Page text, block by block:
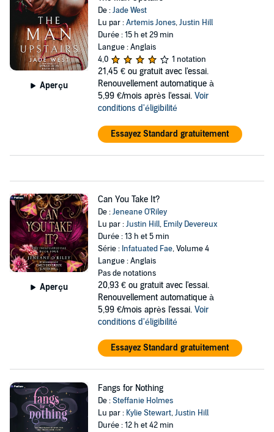
Aperçu
De :Jade West
Lu par :Artemis Jones,Justin Hill
Durée : 15 h et 29 min
Langue : Anglais
4,0
1 notation
21,45 € ou gratuit avec l'essai.
Renouvellement automatique à
5,99 €/mois après l'essai. Voir
conditions d'éligibilité
Essayez Standard gratuitement
Aperçu
Can You Take It?
De :Jeneane O'Riley
Lu par :Justin Hill, Emily Devereux
Durée : 13 h et 5 min
Série : Infatuated Fae, Volume 4
Langue : Anglais
Pas de notations
20,93 € ou gratuit avec l'essai.
Renouvellement automatique à
5,99 €/mois après l'essai. Voir
conditions d'éligibilité
Essayez Standard gratuitement
Fangs for Nothing
De :Steffanie Holmes
Lu par : Kylie Stewart,Justin Hill
Durée : 12 h et 42 min